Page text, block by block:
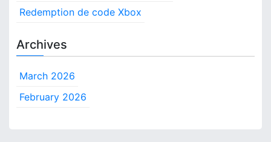
Redemption de code Xbox
Archives
March 2026
February 2026